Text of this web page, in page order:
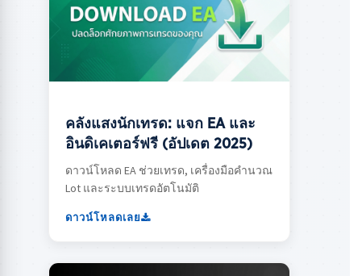
คลังแสงนักเทรด: แจก EA และ
อินดิเคเตอร์ฟรี (อัปเดต 2025)
ดาวน์โหลด EA ช่วยเทรด, เครื่องมือคำนวณ
Lot และระบบเทรดอัตโนมัติ
ดาวน์โหลดเลย